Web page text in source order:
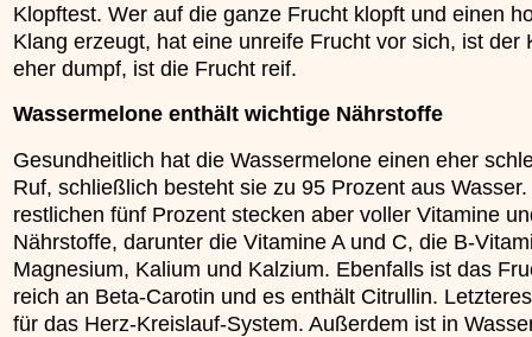
Klopftest. Wer auf die ganze Frucht klopft und einen
Klang erzeugt, hat eine unreife Frucht vor sich, ist der
eher dumpf, ist die Frucht reif.
Wassermelone enthält wichtige Nährstoffe
Gesundheitlich hat die Wassermelone einen eher
Ruf, schließlich besteht sie zu 95 Prozent aus
restlichen fünf Prozent stecken aber voller Vitamine
Nährstoffe, darunter die Vitamine A und C, die B-
Magnesium, Kalium und Kalzium. Ebenfalls ist das
reich an Beta-Carotin und es enthält Citrullin.
für das Herz-Kreislauf-System. Außerdem ist in